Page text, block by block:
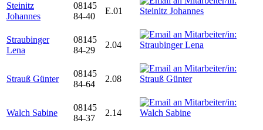
Steinitz
Johannes
08145
84-40
E.01
Straubinger
Lena
08145
84-29
2.04
Strauß Günter
08145
84-64
2.08
Walch Sabine
08145
84-37
2.14